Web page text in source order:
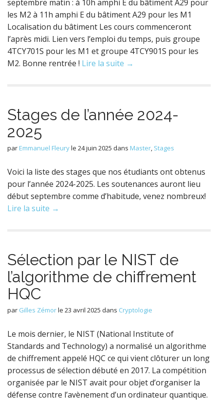
septembre matin : à 10h amphi E du bâtiment A29 pour
les M2 à 11h amphi E du bâtiment A29 pour les M1
Localisation du bâtiment Les cours commenceront
l’après midi. Lien vers l’emploi du temps, puis groupe
4TCY701S pour les M1 et groupe 4TCY901S pour les
M2. Bonne rentrée ! Lire la suite →
Stages de l’année 2024-
2025
par Emmanuel Fleuryle 24 juin 2025 dans Master, Stages
Voici la liste des stages que nos étudiants ont obtenus
pour l’année 2024-2025. Les soutenances auront lieu
début septembre comme d’habitude, venez nombreux!
Lire la suite →
Sélection par le NIST de
l’algorithme de chiffrement
HQC
par Gilles Zémorle 23 avril 2025 dans Cryptologie
Le mois dernier, le NIST (National Institute of
Standards and Technology) a normalisé un algorithme
de chiffrement appelé HQC ce qui vient clôturer un long
processus de sélection débuté en 2017. La compétition
organisée par le NIST avait pour objet d’organiser la
défense contre l’avènement d’un ordinateur quantique.